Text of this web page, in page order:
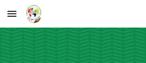
Skip to main content